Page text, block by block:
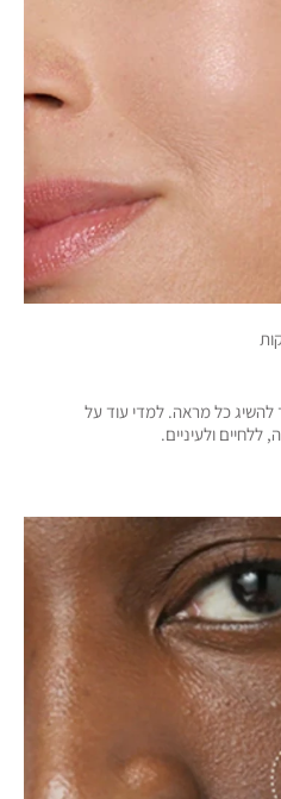
להשיג כל מראה. למדי עוד על
ולעיניים.